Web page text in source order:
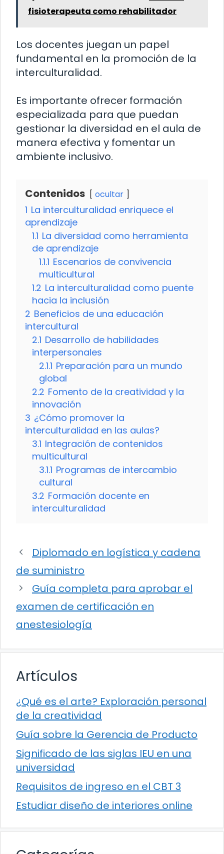
fisioterapeuta como rehabilitador
Los docentes juegan un papel
fundamental en la promoción de la
interculturalidad.
Es importante ofrecer formación
especializada para que puedan
gestionar la diversidad en el aula de
manera efectiva y fomentar un
ambiente inclusivo.
Contenidos ocultar
1 La interculturalidad enriquece el
aprendizaje
1.1 La diversidad como herramienta
de aprendizaje
1.1.1 Escenarios de convivencia
multicultural
1.2 La interculturalidad como puente
hacia la inclusión
2 Beneficios de una educación
intercultural
2.1 Desarrollo de habilidades
interpersonales
2.1.1 Preparación para un mundo
global
2.2 Fomento de la creatividad y la
innovación
3 ¿Cómo promover la
interculturalidad en las aulas?
3.1 Integración de contenidos
multicultural
3.1.1 Programas de intercambio
cultural
3.2 Formación docente en
interculturalidad
Diplomado en logística y cadena
de suministro
Guía completa para aprobar el
examen de certificación en
anestesiología
Artículos
¿Qué es el arte? Exploración personal
de la creatividad
Guía sobre la Gerencia de Producto
Significado de las siglas IEU en una
universidad
Requisitos de ingreso en el CBT 3
Estudiar diseño de interiores online